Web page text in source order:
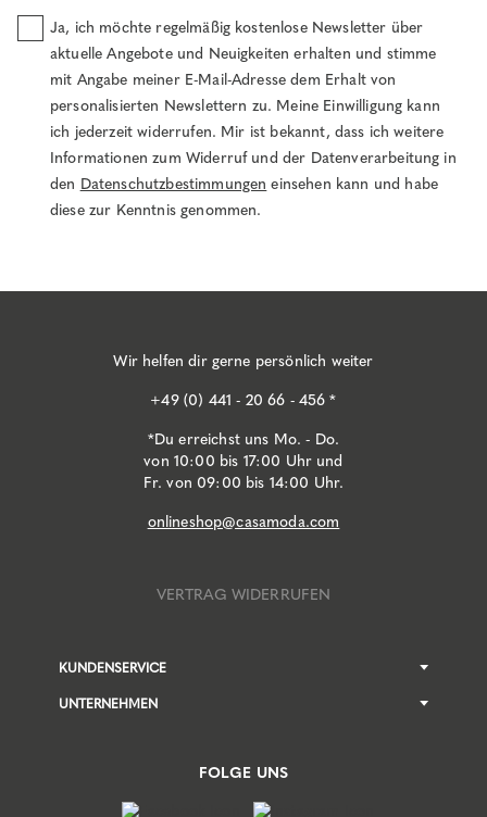
Ja, ich möchte regelmäßig kostenlose Newsletter über
aktuelle Angebote und Neuigkeiten erhalten und stimme
mit Angabe meiner E-Mail-Adresse dem Erhalt von
personalisierten Newslettern zu. Meine Einwilligung kann
ich jederzeit widerrufen. Mir ist bekannt, dass ich weitere
Informationen zum Widerruf und der Datenverarbeitung in
den Datenschutzbestimmungen einsehen kann und habe
diese zur Kenntnis genommen.
Wir helfen dir gerne persönlich weiter
+49 (0) 441 - 20 66 - 456 *
*Du erreichst uns Mo. - Do.
von 10:00 bis 17:00 Uhr und
Fr. von 09:00 bis 14:00 Uhr.
onlineshop@casamoda.com
VERTRAG WIDERRUFEN
KUNDENSERVICE
UNTERNEHMEN
FOLGE UNS